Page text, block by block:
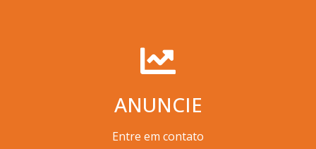
ANUNCIE
Entre em contato